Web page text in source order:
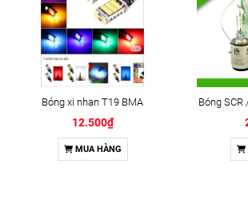
Bóng xi nhan T19 BMA
12.500₫
MUA HÀNG
Bóng SCR